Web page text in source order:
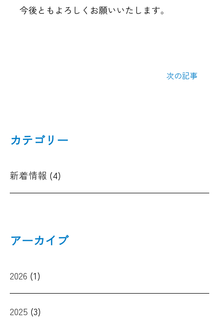
今後ともよろしくお願いいたします。
次の記事
カテゴリー
新着情報 (4)
アーカイブ
2026 (1)
2025 (3)